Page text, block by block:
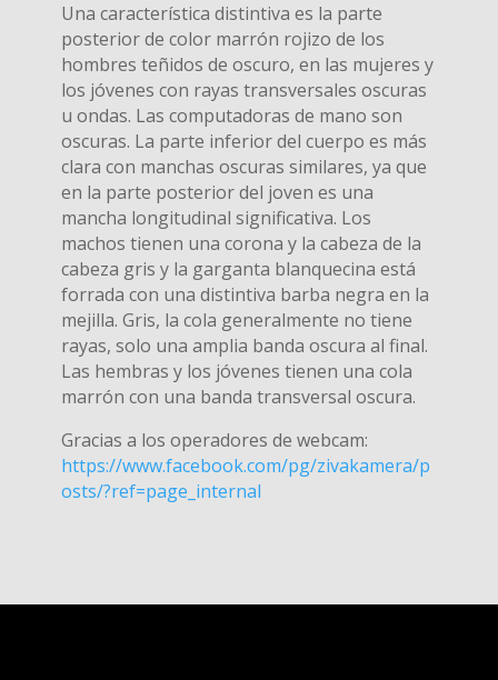
Una característica distintiva es la parte
posterior de color marrón rojizo de los
hombres teñidos de oscuro, en las mujeres y
los jóvenes con rayas transversales oscuras
u ondas. Las computadoras de mano son
oscuras. La parte inferior del cuerpo es más
clara con manchas oscuras similares, ya que
en la parte posterior del joven es una
mancha longitudinal significativa. Los
machos tienen una corona y la cabeza de la
cabeza gris y la garganta blanquecina está
forrada con una distintiva barba negra en la
mejilla. Gris, la cola generalmente no tiene
rayas, solo una amplia banda oscura al final.
Las hembras y los jóvenes tienen una cola
marrón con una banda transversal oscura.
Gracias a los operadores de webcam:
https://www.facebook.com/pg/zivakamera/p
osts/?ref=page_internal